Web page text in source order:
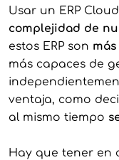
Usar un ERP
complejidad de
estos ERP son
más capaces de
ventaja, como
al mismo tiempo
Hay que tener en